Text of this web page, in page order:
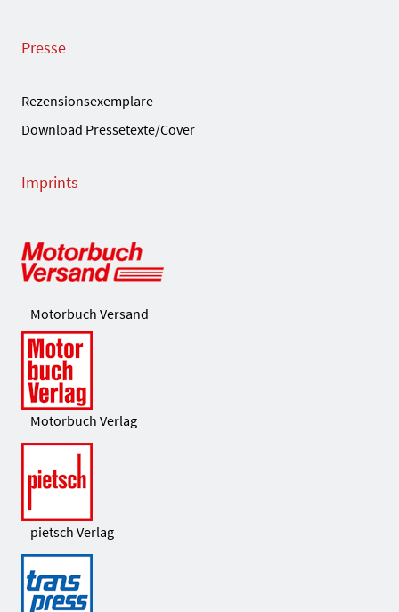
Presse
Rezensionsexemplare
Download Pressetexte/Cover
Imprints
Motorbuch Versand
Motorbuch Verlag
pietsch Verlag